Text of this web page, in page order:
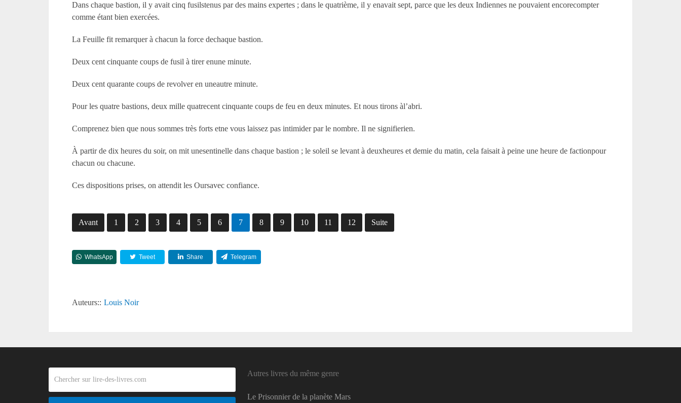
Dans chaque bastion, il y avait cinq fusilstenus par des mains expertes ; dans le quatrième, il y enavait sept, parce que les deux Indiennes ne pouvaient encorecompter
comme étant bien exercées.
La Feuille fit remarquer à chacun la force dechaque bastion.
Deux cent cinquante coups de fusil à tirer enune minute.
Deux cent quarante coups de revolver en uneautre minute.
Pour les quatre bastions, deux mille quatrecent cinquante coups de feu en deux minutes. Et nous tirons àl’abri.
Comprenez bien que nous sommes très forts etne vous laissez pas intimider par le nombre. Il ne signifierien.
À partir de dix heures du soir, on mit unesentinelle dans chaque bastion ; le soleil se levant à deuxheures et demie du matin, cela faisait à peine une heure de factionpour
chacun ou chacune.
Ces dispositions prises, on attendit les Oursavec confiance.
Avant 1 2 3 4 5 6 7 8 9 10 11 12 Suite
WhatsApp Tweet Share Telegram
Auteurs:: Louis Noir
Autres livres du même genre
Le Prisonnier de la planète Mars